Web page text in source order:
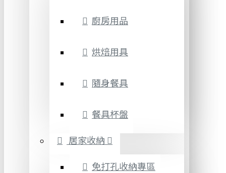
廚房用品
烘焙用具
隨身餐具
餐具杯盤
居家收納
免打孔收納專區